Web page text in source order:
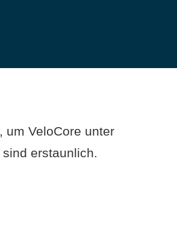
um VeloCore unter
erstaunlich.